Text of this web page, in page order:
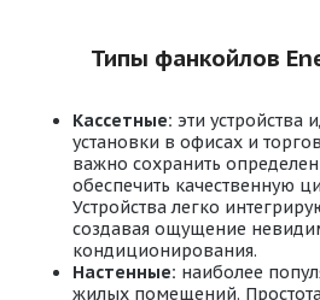
Типы фанкойлов
Кассетные: эти устройства
установки в офисах и
важно сохранить
обеспечить качественную
Устройства легко
создавая ощущение
кондиционирования.
Настенные: наиболее
жилых помещений.